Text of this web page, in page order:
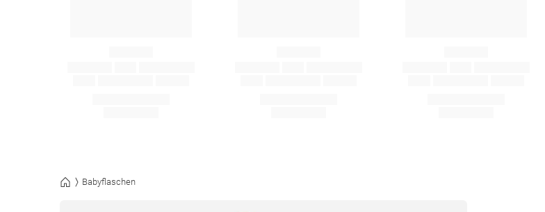
Babyflaschen